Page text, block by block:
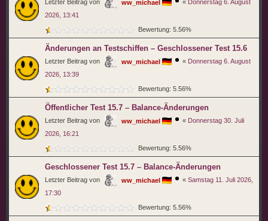
Letzter Beitrag von ww_michael « Donnerstag 6. August
2026, 13:41
Bewertung: 5.56%
Änderungen an Testschiffen – Geschlossener Test 15.6
Letzter Beitrag von ww_michael « Donnerstag 6. August
2026, 13:39
Bewertung: 5.56%
Öffentlicher Test 15.7 – Balance-Änderungen
Letzter Beitrag von ww_michael « Donnerstag 30. Juli
2026, 16:21
Bewertung: 5.56%
Geschlossener Test 15.7 – Balance-Änderungen
Letzter Beitrag von ww_michael « Samstag 11. Juli 2026,
17:30
Bewertung: 5.56%